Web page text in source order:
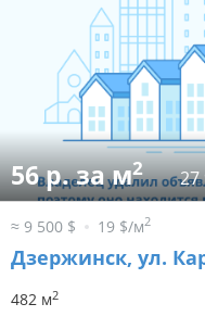
56 р. за м2 27
≈ 9 500 $ 19 $/м2
Дзержинск, ул.
482 м2